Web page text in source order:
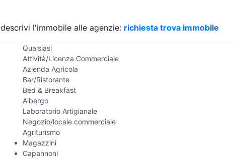
Box/Garage
Qualsiasi
Attività/Licenza Commerciale
Azienda Agricola
Bar/Ristorante
Bed & Breakfast
Albergo
Laboratorio Artigianale
Negozio/locale commerciale
Agriturismo
Magazzini
Capannoni
descrivi l'immobile alle agenzie: richiesta trova immobile